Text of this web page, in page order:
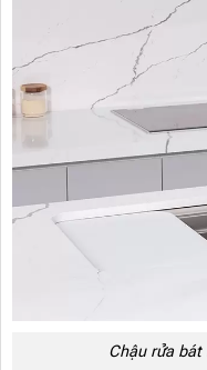
Chậu rửa bát